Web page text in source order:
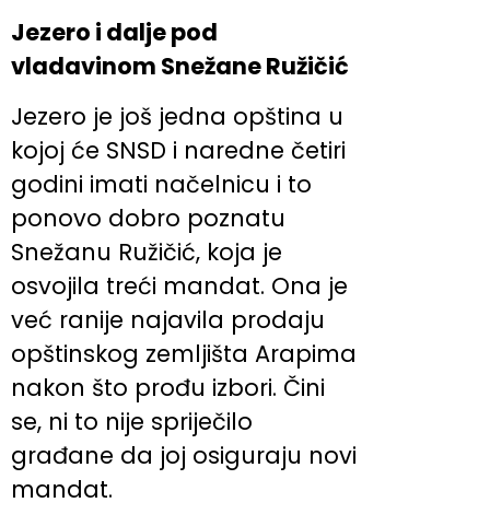
Jezero i dalje pod
vladavinom Snežane Ružičić
Jezero je još jedna opština u
kojoj će SNSD i naredne četiri
godini imati načelnicu i to
ponovo dobro poznatu
Snežanu Ružičić, koja je
osvojila treći mandat. Ona je
već ranije najavila prodaju
opštinskog zemljišta Arapima
nakon što prođu izbori. Čini
se, ni to nije spriječilo
građane da joj osiguraju novi
mandat.